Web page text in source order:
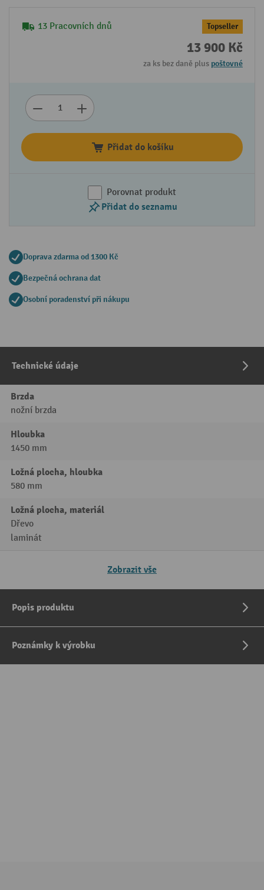
13 Pracovních dnů Topseller
13 900 Kč
za ks bez daně plus poštovné
Přidat do košíku
Porovnat produkt
Přidat do seznamu
Doprava zdarma od 1300 Kč
Bezpečná ochrana dat
Osobní poradenství při nákupu
Technické údaje
Brzda
nožní brzda
Hloubka
1450 mm
Ložná plocha, hloubka
580 mm
Ložná plocha, materiál
Dřevo
laminát
Zobrazit vše
Popis produktu
Poznámky k výrobku